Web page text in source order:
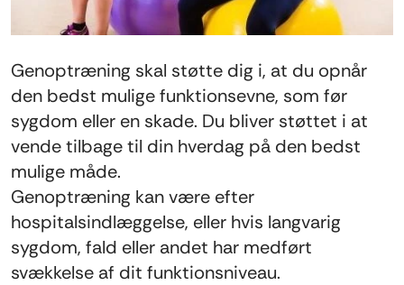
Genoptræning skal støtte dig i, at du opnår
den bedst mulige funktionsevne, som før
sygdom eller en skade. Du bliver støttet i at
vende tilbage til din hverdag på den bedst
mulige måde.
Genoptræning kan være efter
hospitalsindlæggelse, eller hvis langvarig
sygdom, fald eller andet har medført
svækkelse af dit funktionsniveau.